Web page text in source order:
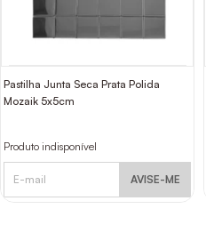
Pastilha Junta Seca Prata Polida
Mozaik 5x5cm
Produto indisponível
AVISE-ME